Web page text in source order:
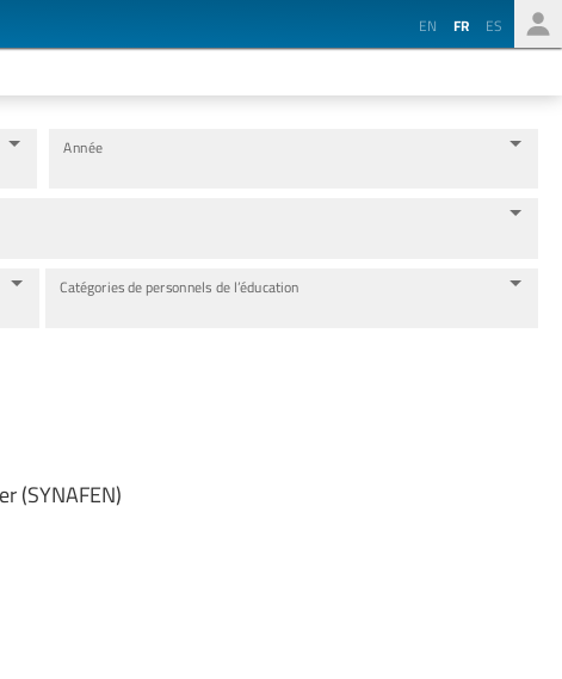
EN FR ES
Année
Catégories de personnels de l’éducation
(SYNAFEN)